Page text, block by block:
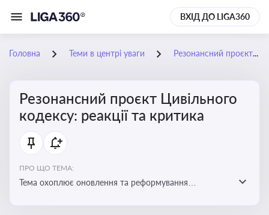
ВХІД ДО LIGA360
Головна Теми в центрі уваги Резонансний проєкт Цивільного кодексу: реакції та критика
Резонансний проєкт Цивільного
кодексу: реакції та критика
ПРО ЩО ТЕМА:
Тема охоплює оновлення та реформування